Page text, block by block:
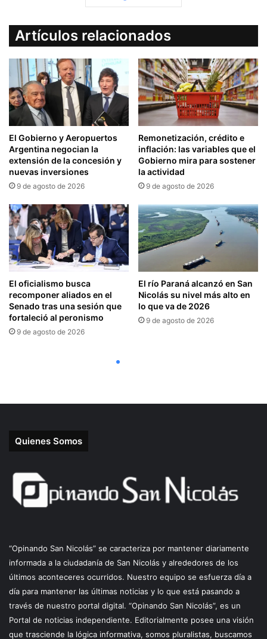
Quienes Somos
“Opinando San Nicolás” se caracteriza por mantener diariamente
informada a la ciudadanía de San Nicolás y alrededores de los
últimos aconteceres ocurridos. Nuestro equipo se esfuerza día a
día para mantener las últimas noticias y lo que está pasando a
través de nuestro portal digital. “Opinando San Nicolás”, es un
Portal de noticias independiente. Editorialmente posee una visión
que trasciende la lógica informativa, somos pluralistas, buscamos